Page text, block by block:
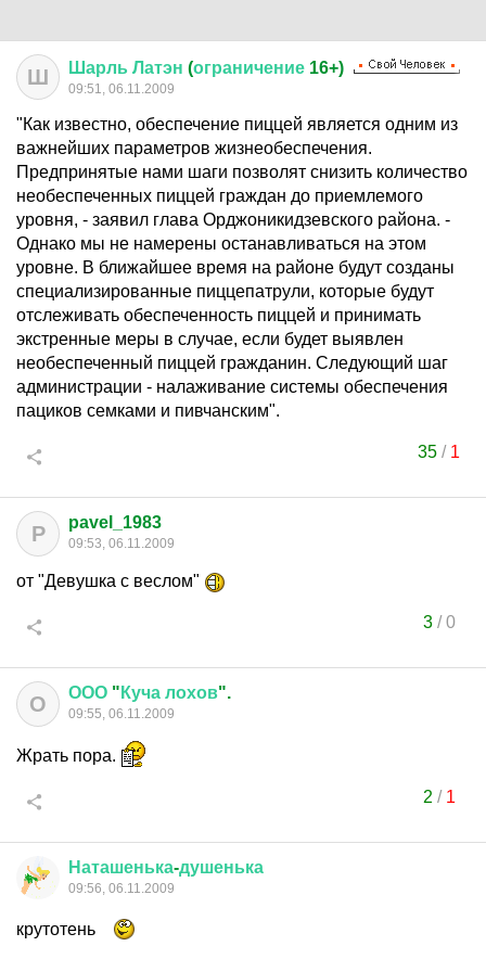
Ш Шарль Латэн (ограничение 16+)
09:51, 06.11.2009
"Как известно, обеспечение пиццей является одним из
важнейших параметров жизнеобеспечения.
Предпринятые нами шаги позволят снизить количество
необеспеченных пиццей граждан до приемлемого
уровня, - заявил глава Орджоникидзевского района. -
Однако мы не намерены останавливаться на этом
уровне. В ближайшее время на районе будут созданы
специализированные пиццепатрули, которые будут
отслеживать обеспеченность пиццей и принимать
экстренные меры в случае, если будет выявлен
необеспеченный пиццей гражданин. Следующий шаг
администрации - налаживание системы обеспечения
пациков семками и пивчанским".
35 / 1
P pavel_1983
09:53, 06.11.2009
от "Девушка с веслом"
3/0
О ООО " Куча лохов".
09:55, 06.11.2009
Жрать пора.
2 / 1
Наташенька-душенька
09:56, 06.11.2009
крутотень